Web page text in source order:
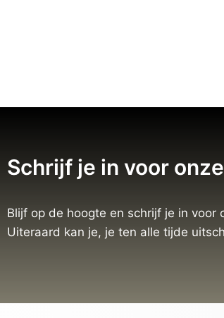
Schrijf je in voor
Blijf op de hoogte en schrijf je in voor
Uiteraard kan je, je ten alle tijde